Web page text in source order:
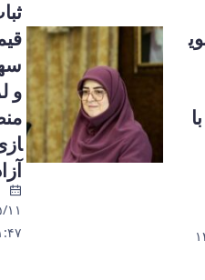
قیمت
سهمیه‌ای
و لزوم
منطقی‌س
ازی نرخ
آزاد
۱۴۰۵/۰۵/۱۱